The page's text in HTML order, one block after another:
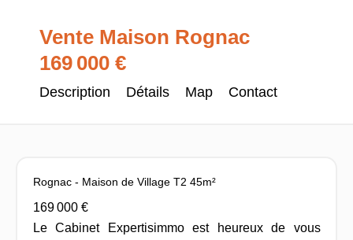
Vente Maison Rognac
169 000 €
Description Détails Map Contact
Rognac - Maison de Village T2 45m²
169 000 €
Le Cabinet Expertisimmo est heureux de vous